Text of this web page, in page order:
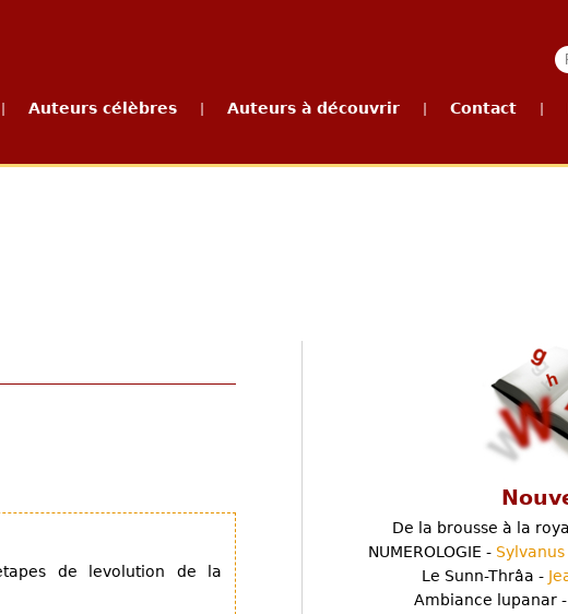
Auteurs célèbres Auteurs à découvrir Contact
de levolution de la
De la brousse à la
NUMEROLOGIE - Sylvanus
Le Sunn-Thrâa -
Ambiance lupanar -